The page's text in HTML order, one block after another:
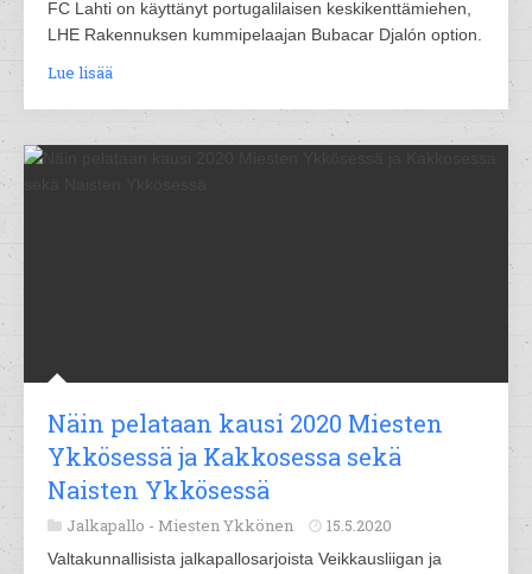
FC Lahti on käyttänyt portugalilaisen keskikenttämiehen,
LHE Rakennuksen kummipelaajan Bubacar Djalón option.
Lue lisää
Näin pelataan kausi 2020 Miesten
Ykkösessä ja Kakkosessa sekä
Naisten Ykkösessä
Jalkapallo - Miesten Ykkönen 15.5.2020
Valtakunnallisista jalkapallosarjoista Veikkausliigan ja